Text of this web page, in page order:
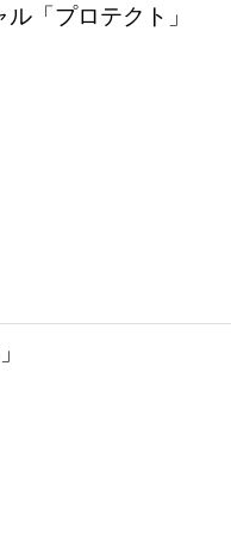
「プロテクト」